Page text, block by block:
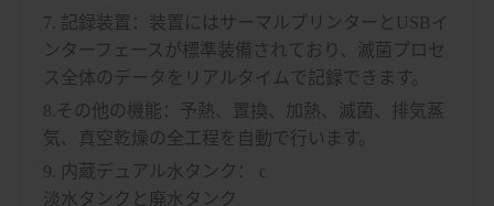
7. 記録装置：装置にはサーマルプリンターとUSBイ
ンターフェースが標準装備されており、滅菌プロセ
ス全体のデータをリアルタイムで記録できます。
8.その他の機能：予熱、置換、加熱、滅菌、排気蒸
気、真空乾燥の全工程を自動で行います。
9. 内蔵デュアル水タンク： c
淡水タンクと廃水タンク